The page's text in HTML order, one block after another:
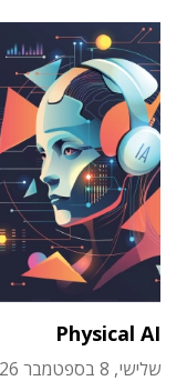
Physical AI
שלישי, 8 בספטמבר 2026